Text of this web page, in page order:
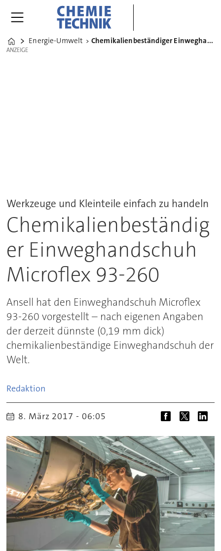
Home
Energie-Umwelt Chemikalienbeständiger Einweghandschuh Microflex 93-260
ANZEIGE
ANZEIGE
Werkzeuge und Kleinteile einfach zu handeln
Chemikalienbeständig
er Einweghandschuh
Microflex 93-260
Ansell hat den Einweghandschuh Microflex
93-260 vorgestellt – nach eigenen Angaben
der derzeit dünnste (0,19 mm dick)
chemikalienbeständige Einweghandschuh der
Welt.
Redaktion
8. März 2017 - 06:05